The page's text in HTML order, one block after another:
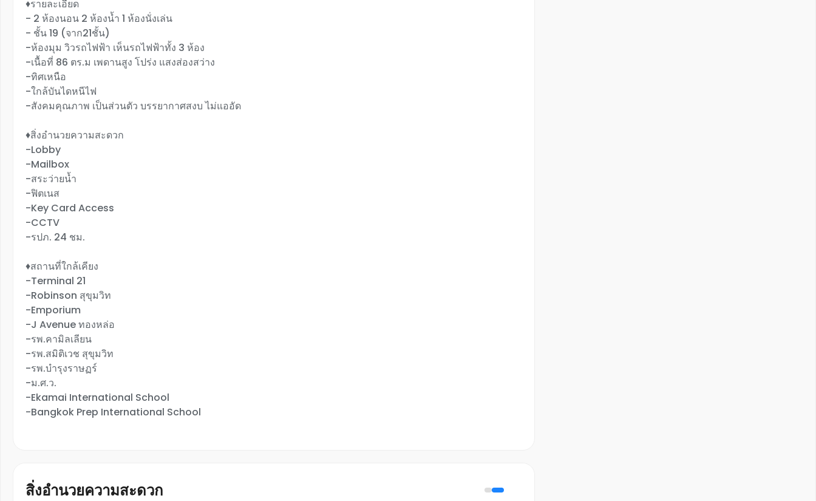
♦️รายละเอียด
- 2 ห้องนอน 2 ห้องน้ำ 1 ห้องนั่งเล่น
- ชั้น 19 (จาก21ชั้น)
-ห้องมุม วิวรถไฟฟ้า เห็นรถไฟฟ้าทั้ง 3 ห้อง
-เนื้อที่ 86 ตร.ม เพดานสูง โปร่ง แสงส่องสว่าง
-ทิศเหนือ
-ใกล้บันไดหนีไฟ
-สังคมคุณภาพ เป็นส่วนตัว บรรยากาศสงบ ไม่แออัด
♦️สิ่งอำนวยความสะดวก
-Lobby
-Mailbox
-สระว่ายน้ำ
-ฟิตเนส
-Key Card Access
-CCTV
-รปภ. 24 ชม.
♦️สถานที่ใกล้เคียง
-Terminal 21
-Robinson สุขุมวิท
-Emporium
-J Avenue ทองหล่อ
-รพ.คามิลเลียน
-รพ.สมิติเวช สุขุมวิท
-รพ.บำรุงราษฏร์
-ม.ศ.ว.
-Ekamai International School
-Bangkok Prep International School
สิ่งอำนวยความสะดวก